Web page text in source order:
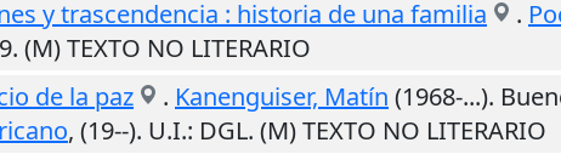
y trascendencia : historia de una familia
.
(M) TEXTO NO LITERARIO
de la paz
. Kanenguiser, Matín (1968-...).
, (19--). U.I.: DGL. (M) TEXTO NO LITERARIO